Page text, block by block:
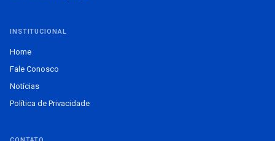
INSTITUCIONAL
Home
Fale Conosco
Notícias
Política de Privacidade